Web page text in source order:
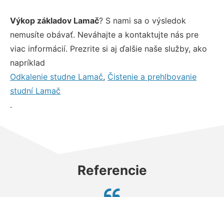
Výkop základov Lamač? S nami sa o výsledok
nemusíte obávať. Neváhajte a kontaktujte nás pre
viac informácií. Prezrite si aj ďalšie naše služby, ako
napríklad
Odkalenie studne Lamač, Čistenie a prehlbovanie
studní Lamač
.
Referencie